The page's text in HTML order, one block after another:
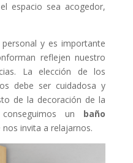
espacio sea acogedor,
y es importante
reflejen nuestro
La elección de los
debe ser cuidadosa y
de la decoración de la
un baño
nos invita a relajarnos.